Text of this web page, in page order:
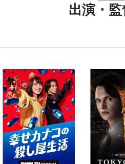
出演・